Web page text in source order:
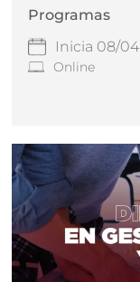
Programas
Inicia 08/04
Online